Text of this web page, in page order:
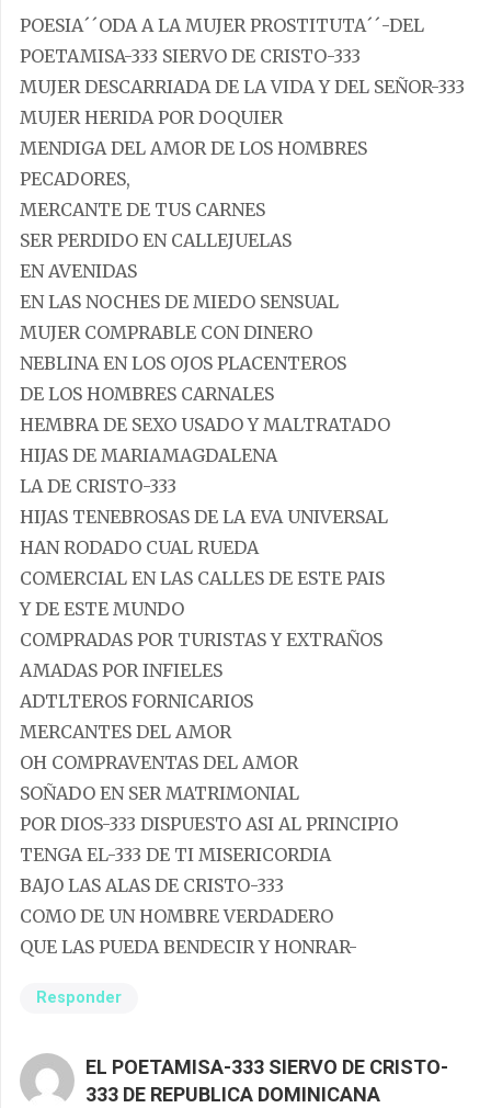
POESIA´´ODA A LA MUJER PROSTITUTA´´-DEL
POETAMISA-333 SIERVO DE CRISTO-333
MUJER DESCARRIADA DE LA VIDA Y DEL SEÑOR-333
MUJER HERIDA POR DOQUIER
MENDIGA DEL AMOR DE LOS HOMBRES
PECADORES,
MERCANTE DE TUS CARNES
SER PERDIDO EN CALLEJUELAS
EN AVENIDAS
EN LAS NOCHES DE MIEDO SENSUAL
MUJER COMPRABLE CON DINERO
NEBLINA EN LOS OJOS PLACENTEROS
DE LOS HOMBRES CARNALES
HEMBRA DE SEXO USADO Y MALTRATADO
HIJAS DE MARIAMAGDALENA
LA DE CRISTO-333
HIJAS TENEBROSAS DE LA EVA UNIVERSAL
HAN RODADO CUAL RUEDA
COMERCIAL EN LAS CALLES DE ESTE PAIS
Y DE ESTE MUNDO
COMPRADAS POR TURISTAS Y EXTRAÑOS
AMADAS POR INFIELES
ADTLTEROS FORNICARIOS
MERCANTES DEL AMOR
OH COMPRAVENTAS DEL AMOR
SOÑADO EN SER MATRIMONIAL
POR DIOS-333 DISPUESTO ASI AL PRINCIPIO
TENGA EL-333 DE TI MISERICORDIA
BAJO LAS ALAS DE CRISTO-333
COMO DE UN HOMBRE VERDADERO
QUE LAS PUEDA BENDECIR Y HONRAR-
Responder
EL POETAMISA-333 SIERVO DE CRISTO-
333 DE REPUBLICA DOMINICANA